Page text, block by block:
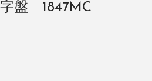
盤 1847MC